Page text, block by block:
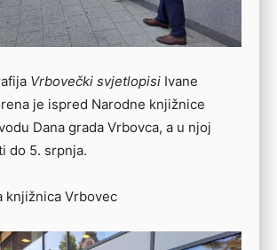
Vrbovečki svjetlopisi Ivane
je ispred Narodne knjižnice
Dana grada Vrbovca, a u njoj
do 5. srpnja.
knjižnica Vrbovec